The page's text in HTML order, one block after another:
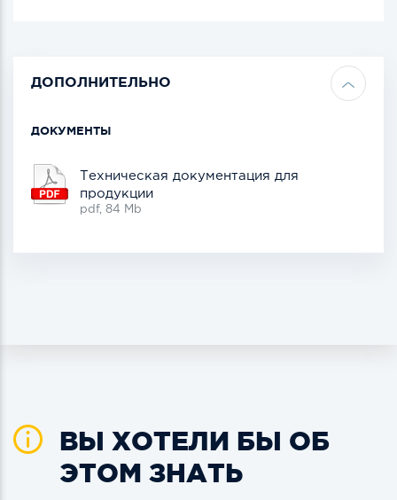
ДОПОЛНИТЕЛЬНО
ДОКУМЕНТЫ
Техническая документация для
продукции
pdf, 84 Mb
ВЫ ХОТЕЛИ БЫ ОБ
ЭТОМ ЗНАТЬ